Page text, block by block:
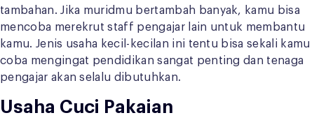
tambahan. Jika muridmu bertambah banyak, kamu bisa
mencoba merekrut staff pengajar lain untuk membantu
kamu. Jenis usaha kecil-kecilan ini tentu bisa sekali kamu
coba mengingat pendidikan sangat penting dan tenaga
pengajar akan selalu dibutuhkan.
Usaha Cuci Pakaian